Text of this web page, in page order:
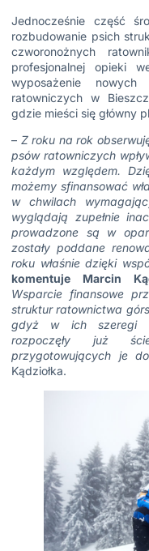
Jednocześnie część
rozbudowanie psich
czworonożnych
profesjonalnej opieki
wyposażenie
ratowniczych w
gdzie mieści się główny
– Z roku na rok
psów ratowniczych
każdym względem.
możemy sfinansować
w chwilach
wyglądają zupełnie
prowadzone są w
zostały poddane
roku właśnie dzięki
komentuje Marcin
Wsparcie finansowe
struktur ratownictwa
gdyż w ich szeregi
rozpoczęły już
przygotowujących je
Kądziołka.